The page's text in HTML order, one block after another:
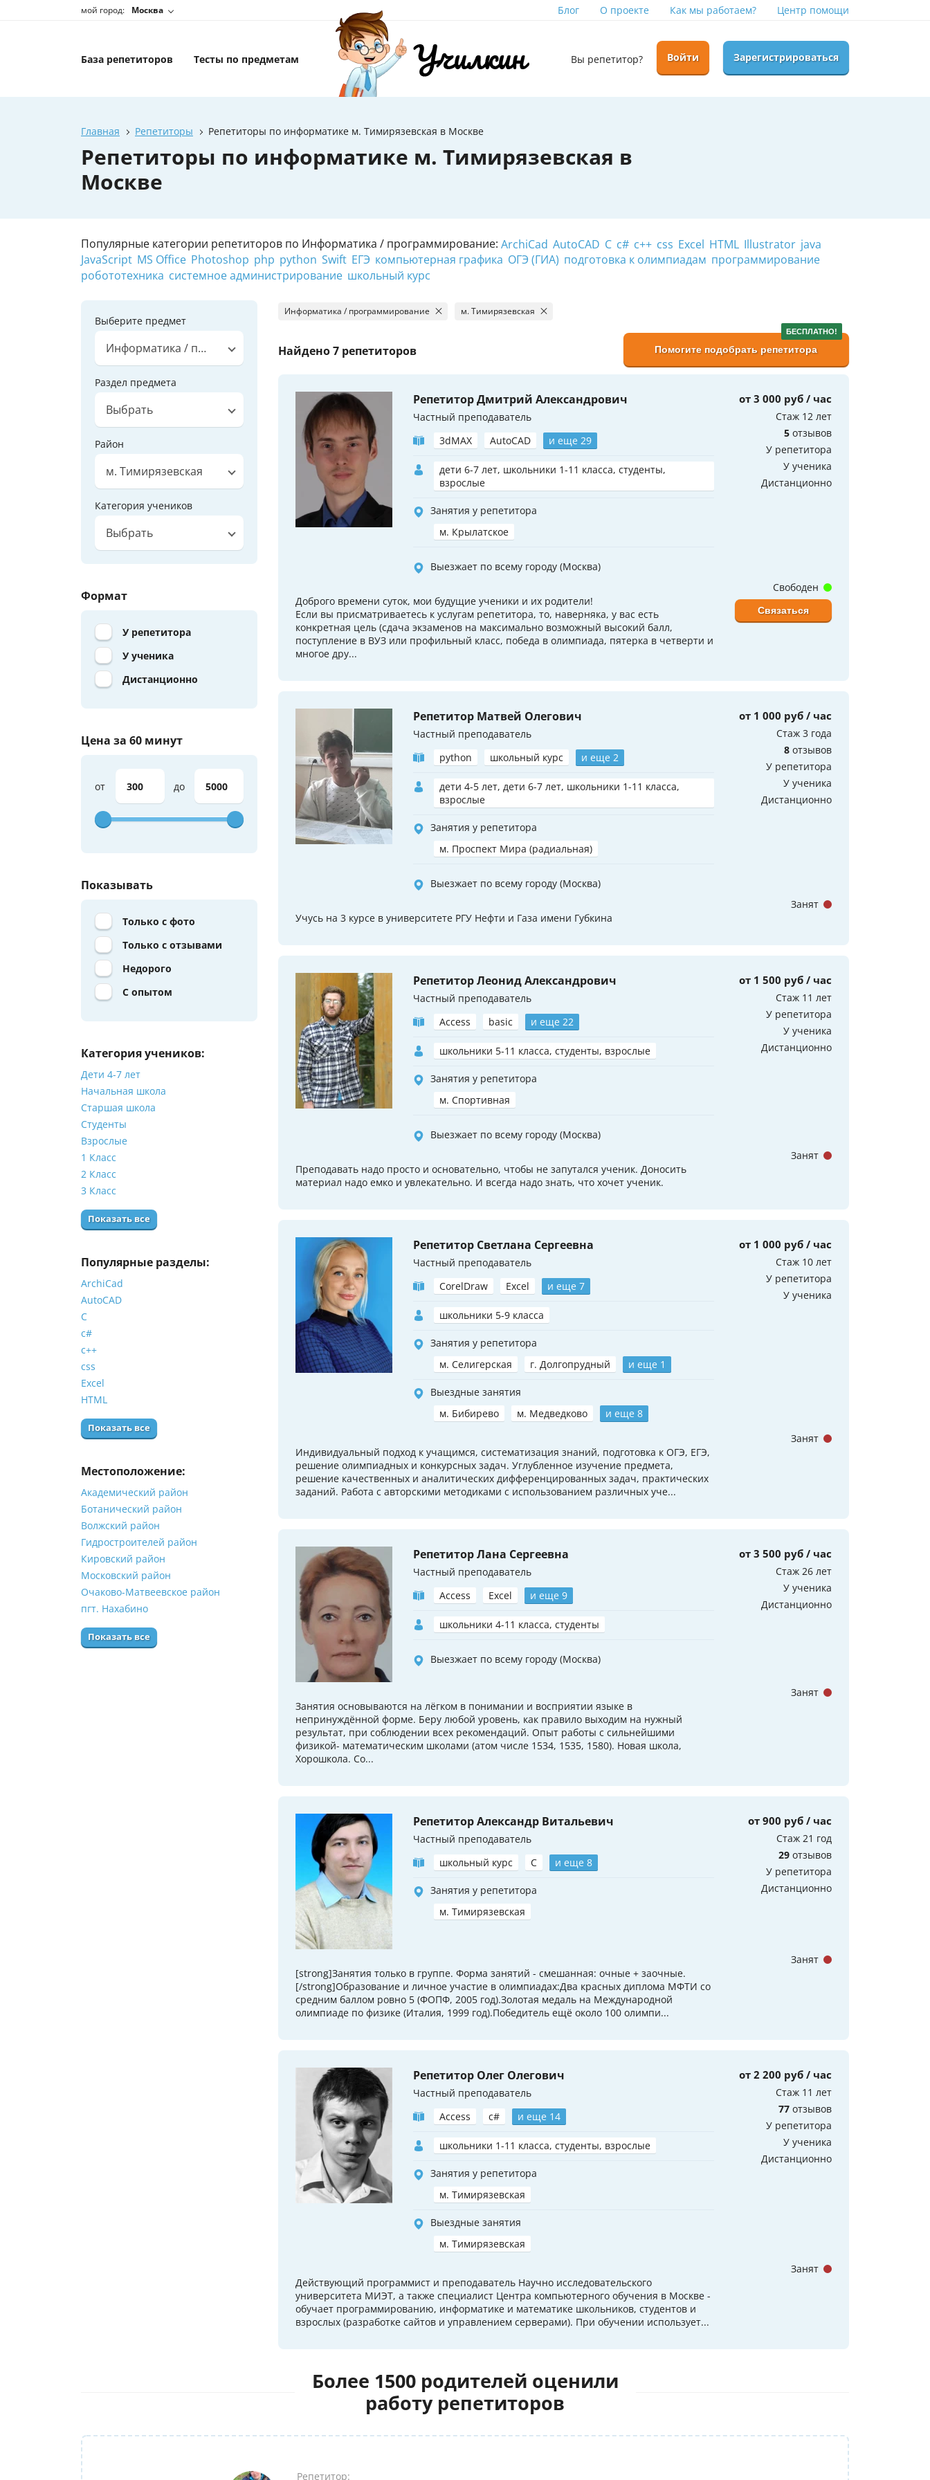
мой город: Москва Блог О проекте Как мы работаем? Центр помощи
База репетиторов Тесты по предметам Вы репетитор? Войти Зарегистрироваться
Главная Репетиторы Репетиторы по информатике м. Тимирязевская в Москве
Репетиторы по информатике м. Тимирязевская в
Москве
Популярные категории репетиторов по Информатика / программирование: ArchiCad AutoCAD C c# c++ css Excel HTML Illustrator java
JavaScript MS Office Photoshop php python Swift ЕГЭ компьютерная графика ОГЭ (ГИА) подготовка к олимпиадам программирование
робототехника системное администрирование школьный курс
Выберите предмет
Информатика / программирование
Раздел предмета
Выбрать
Район
м. Тимирязевская
Категория учеников
Выбрать
Формат
У репетитора
У ученика
Дистанционно
Цена за 60 минут
от до
Показывать
Только с фото
Только с отзывами
Недорого
С опытом
Категория учеников:
Дети 4-7 лет
Начальная школа
Старшая школа
Студенты
Взрослые
1 Класс
2 Класс
3 Класс
Показать все
Популярные разделы:
ArchiCad
AutoCAD
C
c#
c++
css
Excel
HTML
Показать все
Местоположение:
Академический район
Ботанический район
Волжский район
Гидростроителей район
Кировский район
Московский район
Очаково-Матвеевское район
пгт. Нахабино
Показать все
Информатика / программирование м. Тимирязевская
Найдено7 репетиторов
БЕСПЛАТНО!
Помогите подобрать репетитора
Репетитор Дмитрий Александрович
Частный преподаватель
3dMAX
AutoCAD и еще 29
дети 6-7 лет, школьники 1-11 класса, студенты,
взрослые
Занятия у репетитора
м. Крылатское
Выезжает по всему городу (Москва)
от 3 000 руб / час
Стаж 12 лет
5 отзывов
У репетитора
У ученика
Дистанционно
Доброго времени суток, мои будущие ученики и их родители!
Если вы присматриваетесь к услугам репетитора, то, наверняка, у вас есть
конкретная цель (сдача экзаменов на максимально возможный высокий балл,
поступление в ВУЗ или профильный класс, победа в олимпиада, пятерка в четверти и
многое дру...
Свободен
Связаться
Репетитор Матвей Олегович
Частный преподаватель
python
школьный курс и еще 2
дети 4-5 лет, дети 6-7 лет, школьники 1-11 класса,
взрослые
Занятия у репетитора
м. Проспект Мира (радиальная)
Выезжает по всему городу (Москва)
от 1 000 руб / час
Стаж 3 года
8 отзывов
У репетитора
У ученика
Дистанционно
Учусь на 3 курсе в университете РГУ Нефти и Газа имени Губкина
Занят
Репетитор Леонид Александрович
Частный преподаватель
Access
basic и еще 22
школьники 5-11 класса, студенты, взрослые
Занятия у репетитора
м. Спортивная
Выезжает по всему городу (Москва)
от 1 500 руб / час
Стаж 11 лет
У репетитора
У ученика
Дистанционно
Преподавать надо просто и основательно, чтобы не запутался ученик. Доносить
материал надо емко и увлекательно. И всегда надо знать, что хочет ученик.
Занят
Репетитор Светлана Сергеевна
Частный преподаватель
CorelDraw
Excel и еще 7
школьники 5-9 класса
Занятия у репетитора
м. Селигерская
г. Долгопрудный и еще 1
Выездные занятия
м. Бибирево
м. Медведково и еще 8
от 1 000 руб / час
Стаж 10 лет
У репетитора
У ученика
Индивидуальный подход к учащимся, систематизация знаний, подготовка к ОГЭ, ЕГЭ,
решение олимпиадных и конкурсных задач. Углубленное изучение предмета,
решение качественных и аналитических дифференцированных задач, практических
заданий. Работа с авторскими методиками с использованием различных уче...
Занят
Репетитор Лана Сергеевна
Частный преподаватель
Access
Excel и еще 9
школьники 4-11 класса, студенты
Выезжает по всему городу (Москва)
от 3 500 руб / час
Стаж 26 лет
У ученика
Дистанционно
Занятия основываются на лёгком в понимании и восприятии языке в
непринуждённой форме. Беру любой уровень, как правило выходим на нужный
результат, при соблюдении всех рекомендаций. Опыт работы с сильнейшими
физикой- математическим школами (атом числе 1534, 1535, 1580). Новая школа,
Хорошкола. Со...
Занят
Репетитор Александр Витальевич
Частный преподаватель
школьный курс
C и еще 8
Занятия у репетитора
м. Тимирязевская
от 900 руб / час
Стаж 21 год
29 отзывов
У репетитора
Дистанционно
[strong]Занятия только в группе. Форма занятий - смешанная: очные + заочные.
[/strong]Образование и личное участие в олимпиадах:Два красных диплома МФТИ со
средним баллом ровно 5 (ФОПФ, 2005 год).Золотая медаль на Международной
олимпиаде по физике (Италия, 1999 год).Победитель ещё около 100 олимпи...
Занят
Репетитор Олег Олегович
Частный преподаватель
Access
c# и еще 14
школьники 1-11 класса, студенты, взрослые
Занятия у репетитора
м. Тимирязевская
Выездные занятия
м. Тимирязевская
от 2 200 руб / час
Стаж 11 лет
77 отзывов
У репетитора
У ученика
Дистанционно
Действующий программист и преподаватель Научно исследовательского
университета МИЭТ, а также специалист Центра компьютерного обучения в Москве -
обучает программированию, информатике и математике школьников, студентов и
взрослых (разработке сайтов и управлением серверами). При обучении использует...
Занят
Более 1500 родителей оценили
работу репетиторов
Репетитор: